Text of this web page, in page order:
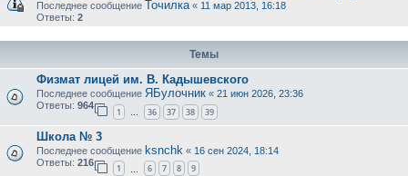
Последнее сообщение Точилка « 11 мар 2013, 16:18
Ответы: 2
Темы
Физмат лицей им. В. Кадышевского
Последнее сообщение ЯБулочник « 21 июн 2026, 23:36
Ответы: 964
1 … 36 37 38 39
Школа № 3
Последнее сообщение ksnchk « 16 сен 2024, 18:14
Ответы: 216
1 6 7 8 9